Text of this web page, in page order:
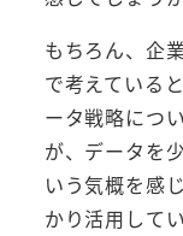
もちろん、企
で考えている
ータ戦略につ
が、データを
いう気概を感
かり活用して